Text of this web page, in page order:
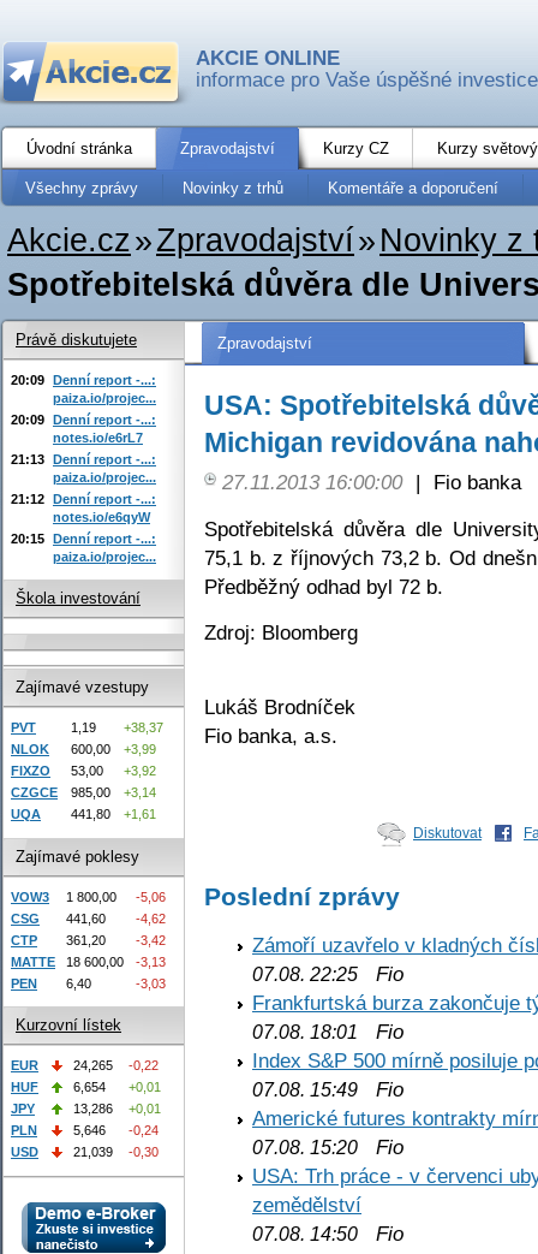
AKCIE ONLINE
informace pro Vaše úspěšné investice
Úvodní stránka Zpravodajství Kurzy CZ Kurzy
Všechny zprávy Novinky z trhů Komentáře a doporučení
Akcie.cz»Zpravodajství» Novinky z
Spotřebitelská důvěra dle
Zpravodajství
USA: Spotřebitelská
Michigan revidována
27.11.2013 16:00:00 |
Fio banka
Spotřebitelská důvěra dle
75,1 b. z říjnových 73,2 b. Od
Předběžný odhad byl 72 b.
Zdroj: Bloomberg
Lukáš Brodníček
Fio banka, a.s.
Diskutovat
Poslední zprávy
Zámoří uzavřelo v kladných
07.08. 22:25 Fio
Frankfurtská burza zakončuje
07.08. 18:01
Fio
Index S&P 500 mírně posiluje
07.08. 15:49 Fio
Americké futures kontrakty
07.08. 15:20 Fio
USA: Trh práce - v červenci
zemědělství
07.08. 14:50 Fio
Právě diskutujete
20:09 Denní report -...:
paiza.io/projec...
20:09 Denní report -...:
notes.io/e6rL7
21:13 Denní report -...:
paiza.io/projec...
21:12 Denní report -...:
notes.io/e6qyW
20:15 Denní report -...:
paiza.io/projec...
Škola investování
Zajímavé vzestupy
PVT 1,19
+38,37
NLOK
600,00
+3,99
FIXZO
53,00
+3,92
CZGCE
985,00
+3,14
UQA
441,80 +1,61
Zajímavé poklesy
VOW3 1 800,00
-5,06
CSG
441,60
-4,62
CTP
361,20
-3,42
MATTE
18 600,00
-3,13
PEN
6,40 -3,03
Kurzovní lístek
EUR 24,265
-0,22
HUF
6,654
+0,01
JPY
13,286
+0,01
PLN
5,646
-0,24
USD
21,039 -0,30